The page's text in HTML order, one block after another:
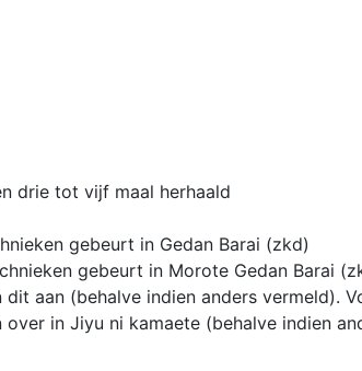
drie tot vijf maal herhaald
gebeurt in Gedan Barai (zkd)
gebeurt in Morote Gedan Barai
aan (behalve indien anders vermeld).
over in Jiyu ni kamaete (behalve indien